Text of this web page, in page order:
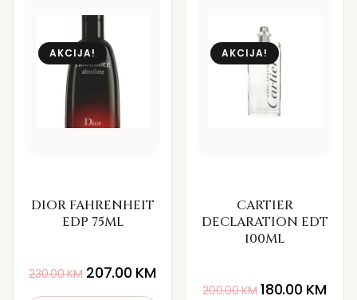
AKCIJA!
DIOR FAHRENHEIT
EDP 75ML
230.00KM 207.00 KM
AKCIJA!
CARTIER
DECLARATION EDT
100ML
200.00KM 180.00 KM